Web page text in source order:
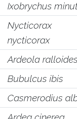
Ixobrychus
Nycticorax
nycticorax
Ardeola
Bubulcus ibis
Casmerodius